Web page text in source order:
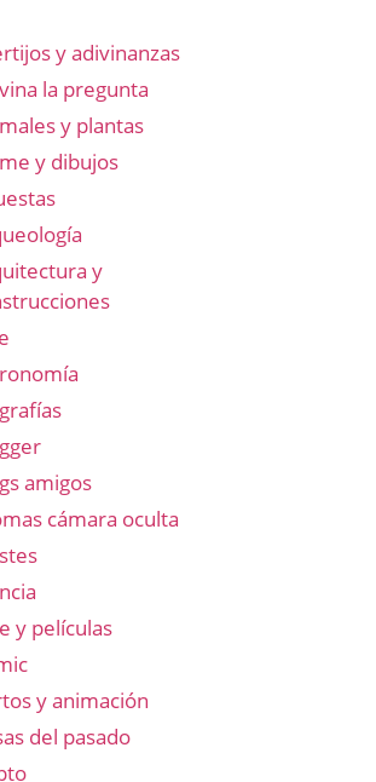
y adivinanzas
la pregunta
y plantas
y dibujos
y
amigos
cámara oculta
y películas
y animación
del pasado